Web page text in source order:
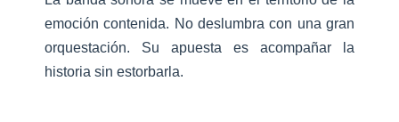
emoción contenida. No deslumbra con una gran
orquestación. Su apuesta es acompañar la
historia sin estorbarla.